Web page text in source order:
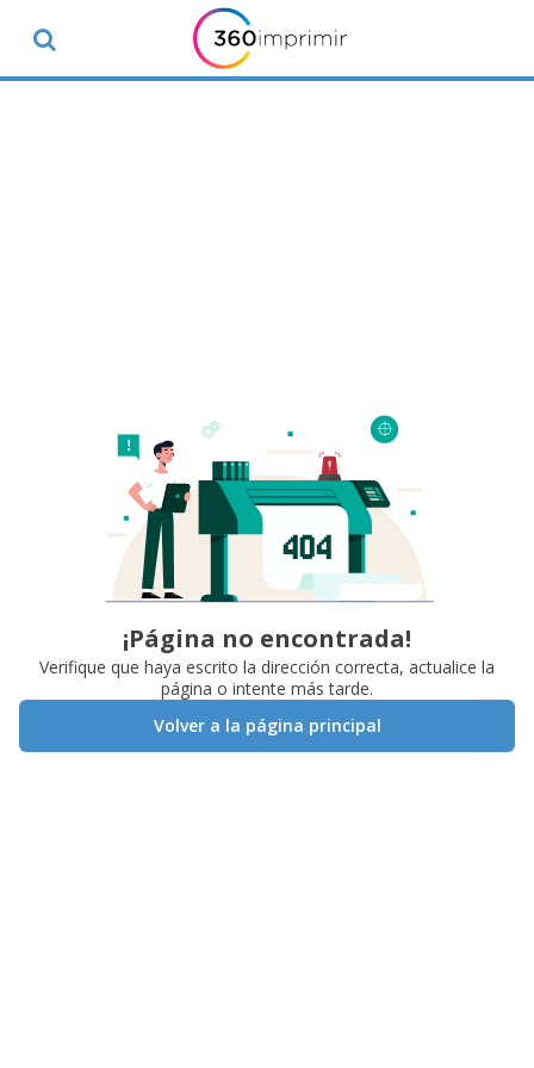
¡Página no encontrada!
Verifique que haya escrito la dirección correcta, actualice la
página o intente más tarde.